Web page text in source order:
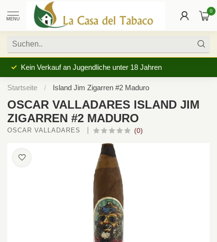
MENU
0
Kein Verkauf an Jugendliche unter 18 Jahren
Startseite / Island Jim Zigarren #2 Maduro
OSCAR VALLADARES ISLAND JIM
ZIGARREN #2 MADURO
OSCAR VALLADARES (0)